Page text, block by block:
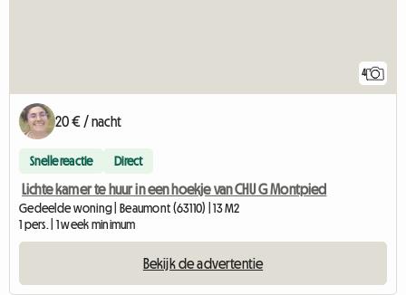
4
20 € / nacht
Snelle reactie Direct
Lichte kamer te huur in een hoekje van CHU G Montpied
Gedeelde woning | Beaumont (63110) | 13 M2
1 pers. | 1 week minimum
Bekijk de advertentie